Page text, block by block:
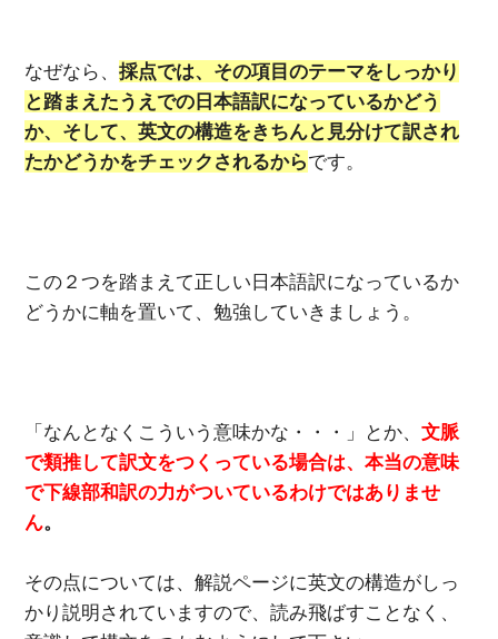
なぜなら、採点では、その項目のテーマをしっかり
と踏まえたうえでの日本語訳になっているかどう
か、そして、英文の構造をきちんと見分けて訳され
たかどうかをチェックされるからです。
この２つを踏まえて正しい日本語訳になっているか
どうかに軸を置いて、勉強していきましょう。
「なんとなくこういう意味かな・・・」とか、文脈
で類推して訳文をつくっている場合は、本当の意味
で下線部和訳の力がついているわけではありませ
ん。
その点については、解説ページに英文の構造がしっ
かり説明されていますので、読み飛ばすことなく、